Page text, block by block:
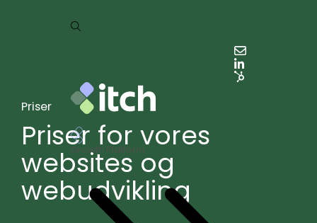
Growth Platform
Priser
Priser for vores
websites og
webudvikling